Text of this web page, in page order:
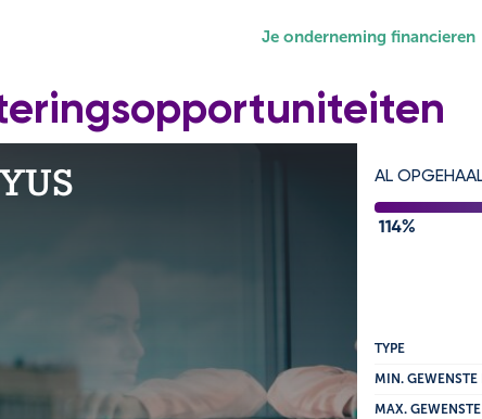
Je onderneming financieren
AL
114%
TYPE
MIN.
MAX.